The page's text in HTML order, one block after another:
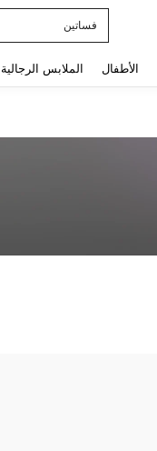
فساتين
الأطفال الملابس الرجالية